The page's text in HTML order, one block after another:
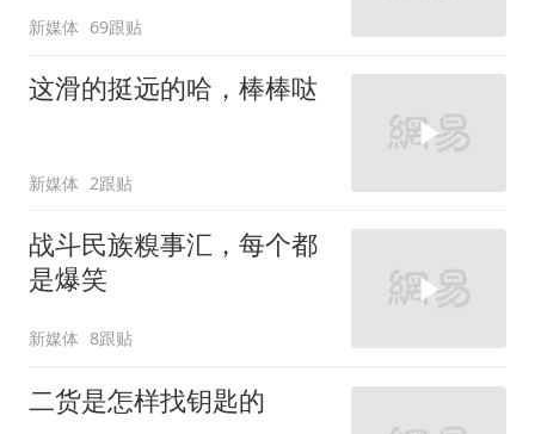
新媒体 69跟贴
这滑的挺远的哈，棒棒哒
新媒体 2跟贴
战斗民族糗事汇，每个都
是爆笑
新媒体 8跟贴
二货是怎样找钥匙的